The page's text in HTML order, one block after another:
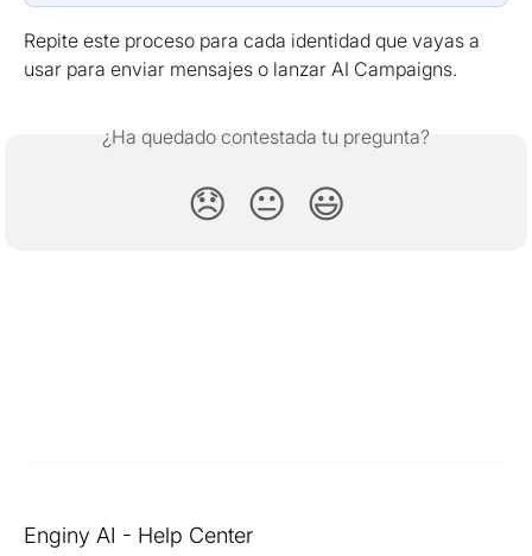
Repite este proceso para cada identidad que vayas a
usar para enviar mensajes o lanzar AI Campaigns.
¿Ha quedado contestada tu pregunta?
😞 😐 😃
Enginy AI - Help Center